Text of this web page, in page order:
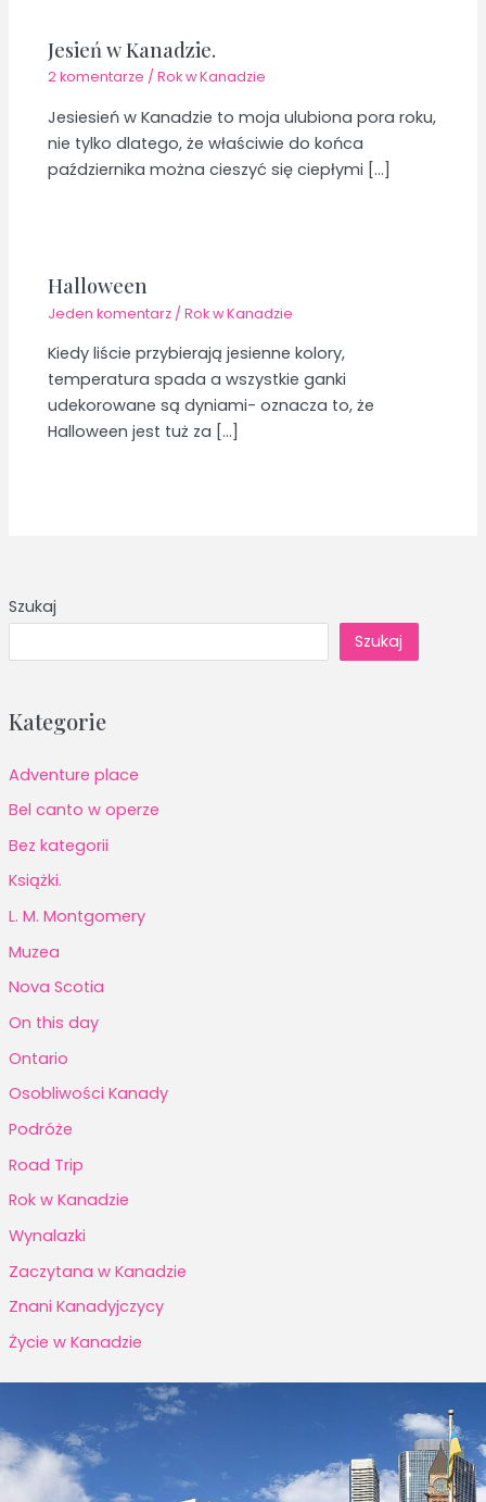
Szukaj
Szukaj
Kategorie
Adventure place
Bel canto w operze
Bez kategorii
Książki.
L. M. Montgomery
Muzea
Nova Scotia
On this day
Ontario
Osobliwości Kanady
Podróże
Road Trip
Rok w Kanadzie
Wynalazki
Zaczytana w Kanadzie
Znani Kanadyjczycy
Życie w Kanadzie
Jesień w Kanadzie.
2 komentarze /Rok w Kanadzie
Jesiesień w Kanadzie to moja ulubiona pora roku,
nie tylko dlatego, że właściwie do końca
października można cieszyć się ciepłymi […]
Halloween
Jeden komentarz /Rok w Kanadzie
Kiedy liście przybierają jesienne kolory,
temperatura spada a wszystkie ganki
udekorowane są dyniami- oznacza to, że
Halloween jest tuż za […]